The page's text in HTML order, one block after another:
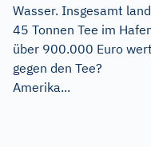
Wasser. Insgesamt
45 Tonnen Tee im
über 900.000 Euro
gegen den Tee?
Amerika...